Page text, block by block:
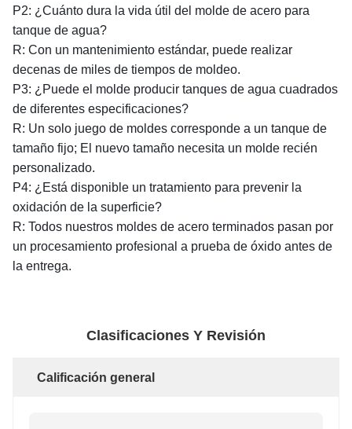
P2: ¿Cuánto dura la vida útil del molde de acero para
tanque de agua?
R: Con un mantenimiento estándar, puede realizar
decenas de miles de tiempos de moldeo.
P3: ¿Puede el molde producir tanques de agua cuadrados
de diferentes especificaciones?
R: Un solo juego de moldes corresponde a un tanque de
tamaño fijo; El nuevo tamaño necesita un molde recién
personalizado.
P4: ¿Está disponible un tratamiento para prevenir la
oxidación de la superficie?
R: Todos nuestros moldes de acero terminados pasan por
un procesamiento profesional a prueba de óxido antes de
la entrega.
Clasificaciones Y Revisión
Calificación general